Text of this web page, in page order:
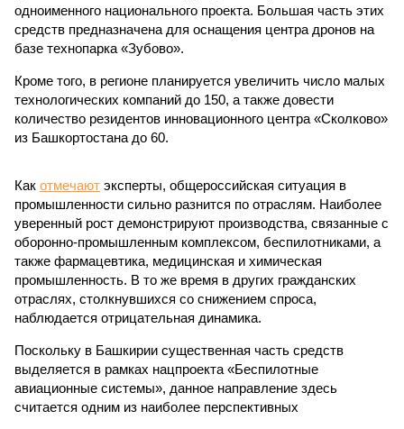
одноименного национального проекта. Большая часть этих
средств предназначена для оснащения центра дронов на
базе технопарка «Зубово».
Кроме того, в регионе планируется увеличить число малых
технологических компаний до 150, а также довести
количество резидентов инновационного центра «Сколково»
из Башкортостана до 60.
Как отмечают эксперты, общероссийская ситуация в
промышленности сильно разнится по отраслям. Наиболее
уверенный рост демонстрируют производства, связанные с
оборонно-промышленным комплексом, беспилотниками, а
также фармацевтика, медицинская и химическая
промышленность. В то же время в других гражданских
отраслях, столкнувшихся со снижением спроса,
наблюдается отрицательная динамика.
Поскольку в Башкирии существенная часть средств
выделяется в рамках нацпроекта «Беспилотные
авиационные системы», данное направление здесь
считается одним из наиболее перспективных